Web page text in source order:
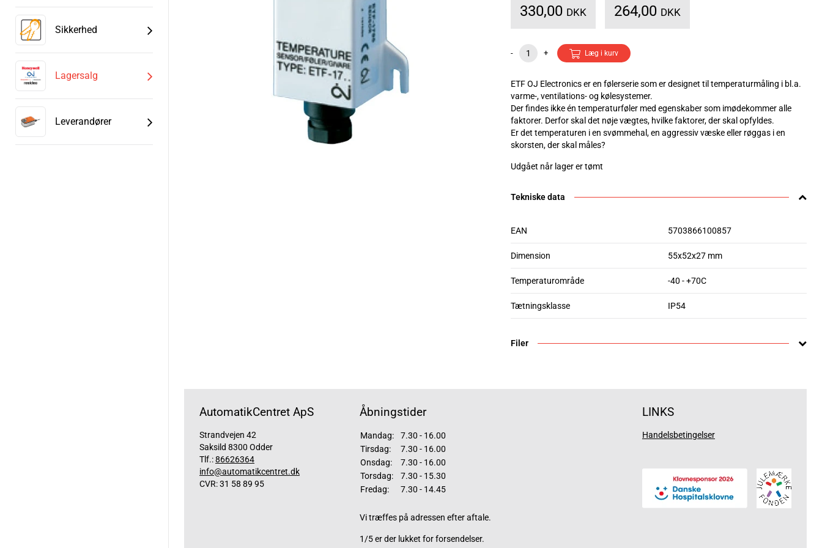
Sikkerhed
Lagersalg
Leverandører
330,00 DKK 264,00 DKK
- + Læg i kurv
ETF OJ Electronics er en følerserie som er designet til temperaturmåling i bl.a.
varme-, ventilations- og kølesystemer.
Der findes ikke én temperaturføler med egenskaber som imødekommer alle
faktorer. Derfor skal det nøje vægtes, hvilke faktorer, der skal opfyldes.
Er det temperaturen i en svømmehal, en aggressiv væske eller røggas i en
skorsten, der skal måles?
Udgået når lager er tømt
Tekniske data
EAN 5703866100857
Dimension 55x52x27 mm
Temperaturområde -40 - +70C
Tætningsklasse IP54
Filer
AutomatikCentret ApS
Strandvejen 42
Saksild 8300 Odder
Tlf.:86626364
info@automatikcentret.dk
CVR: 31 58 89 95
Åbningstider
Mandag:
7.30 - 16.00
Tirsdag:
7.30 - 16.00
Onsdag:
7.30 - 16.00
Torsdag:
7.30 - 15.30
Fredag:
7.30 - 14.45
Vi træffes på adressen efter aftale.
1/5 er der lukket for forsendelser.
LINKS
Handelsbetingelser